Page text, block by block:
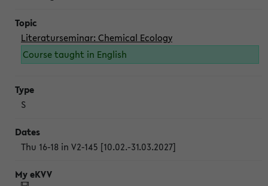
Literaturseminar: Chemical Ecology
Course taught in English
S
Thu 16-18 in V2-145 [10.02.-31.03.2027]